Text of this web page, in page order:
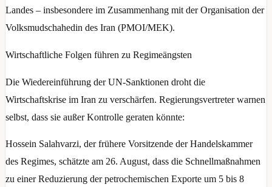
Landes – insbesondere im Zusammenhang mit der Organisation der
Volksmudschahedin des Iran (PMOI/MEK).
Wirtschaftliche Folgen führen zu Regimeängsten
Die Wiedereinführung der UN-Sanktionen droht die
Wirtschaftskrise im Iran zu verschärfen. Regierungsvertreter warnen
selbst, dass sie außer Kontrolle geraten könnte:
Hossein Salahvarzi, der frühere Vorsitzende der Handelskammer
des Regimes, schätzte am 26. August, dass die Schnellmaßnahmen
zu einer Reduzierung der petrochemischen Exporte um 5 bis 8